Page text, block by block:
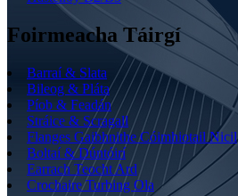
Foirmeacha Táirgí
Barraí & Slata
Bileog & Pláta
Píob & Feadán
Stráice & Scragall
Flanges Gaibhnithe Cóimhiotail Nicil
Boltaí & Dúntóirí
Earrach Teocht Ard
Crochaire Turbing Ola